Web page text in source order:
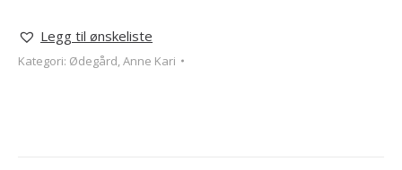
Legg til ønskeliste
Kategori: Ødegård, Anne Kari